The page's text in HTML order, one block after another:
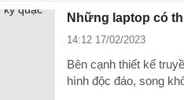
Những laptop có
14:12 17/02/2023
Bên cạnh thiết kế
hình độc đáo, song